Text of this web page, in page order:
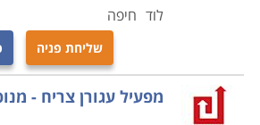
קורס עגורן מיועד למפעילים פעילים
כבר תקופה, אך במסגרת מדיניות
המעסיק שלהם הם נדרשים לעבור
לוד חיפה
שליחת פניה
מפעיל עגורן צריח -